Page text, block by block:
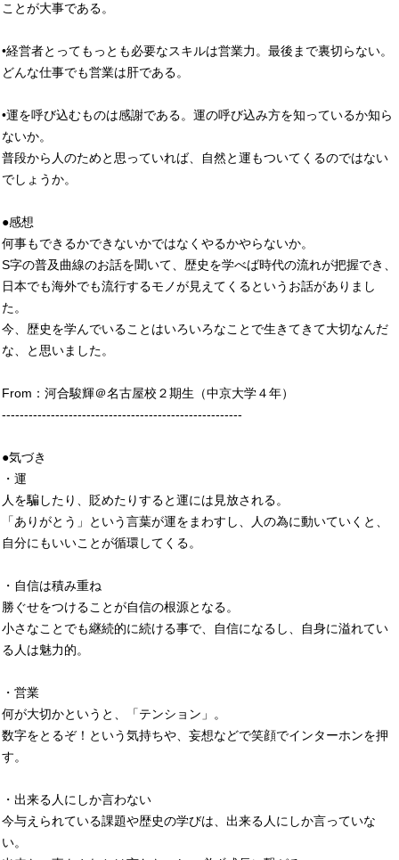
ことが大事である。
•経営者とってもっとも必要なスキルは営業力。最後まで裏切らない。
どんな仕事でも営業は肝である。
•運を呼び込むものは感謝である。運の呼び込み方を知っているか知ら
ないか。
普段から人のためと思っていれば、自然と運もついてくるのではない
でしょうか。
●感想
何事もできるかできないかではなくやるかやらないか。
S字の普及曲線のお話を聞いて、歴史を学べば時代の流れが把握でき、
日本でも海外でも流行するモノが見えてくるというお話がありまし
た。
今、歴史を学んでいることはいろいろなことで生きてきて大切なんだ
な、と思いました。
From：河合駿輝＠名古屋校２期生（中京大学４年）
------------------------------------------------------
●気づき
・運
人を騙したり、貶めたりすると運には見放される。
「ありがとう」という言葉が運をまわすし、人の為に動いていくと、
自分にもいいことが循環してくる。
・自信は積み重ね
勝ぐせをつけることが自信の根源となる。
小さなことでも継続的に続ける事で、自信になるし、自身に溢れてい
る人は魅力的。
・営業
何が大切かというと、「テンション」。
数字をとるぞ！という気持ちや、妄想などで笑顔でインターホンを押
す。
・出来る人にしか言わない
今与えられている課題や歴史の学びは、出来る人にしか言っていな
い。